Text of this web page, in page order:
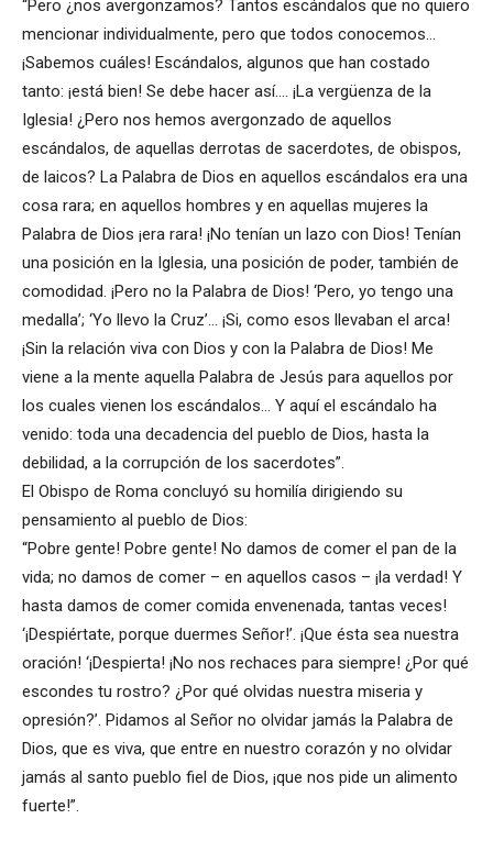
“Pero ¿nos avergonzamos? Tantos escándalos que no quiero
mencionar individualmente, pero que todos conocemos…
¡Sabemos cuáles! Escándalos, algunos que han costado
tanto: ¡está bien! Se debe hacer así…. ¡La vergüenza de la
Iglesia! ¿Pero nos hemos avergonzado de aquellos
escándalos, de aquellas derrotas de sacerdotes, de obispos,
de laicos? La Palabra de Dios en aquellos escándalos era una
cosa rara; en aquellos hombres y en aquellas mujeres la
Palabra de Dios ¡era rara! ¡No tenían un lazo con Dios! Tenían
una posición en la Iglesia, una posición de poder, también de
comodidad. ¡Pero no la Palabra de Dios! ‘Pero, yo tengo una
medalla’; ‘Yo llevo la Cruz’… ¡Si, como esos llevaban el arca!
¡Sin la relación viva con Dios y con la Palabra de Dios! Me
viene a la mente aquella Palabra de Jesús para aquellos por
los cuales vienen los escándalos… Y aquí el escándalo ha
venido: toda una decadencia del pueblo de Dios, hasta la
debilidad, a la corrupción de los sacerdotes”.
El Obispo de Roma concluyó su homilía dirigiendo su
pensamiento al pueblo de Dios:
“Pobre gente! Pobre gente! No damos de comer el pan de la
vida; no damos de comer – en aquellos casos – ¡la verdad! Y
hasta damos de comer comida envenenada, tantas veces!
‘¡Despiértate, porque duermes Señor!’. ¡Que ésta sea nuestra
oración! ‘¡Despierta! ¡No nos rechaces para siempre! ¿Por qué
escondes tu rostro? ¿Por qué olvidas nuestra miseria y
opresión?’. Pidamos al Señor no olvidar jamás la Palabra de
Dios, que es viva, que entre en nuestro corazón y no olvidar
jamás al santo pueblo fiel de Dios, ¡que nos pide un alimento
fuerte!”.